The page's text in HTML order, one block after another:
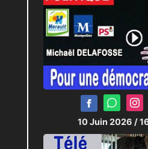
10 Juin 2026 /